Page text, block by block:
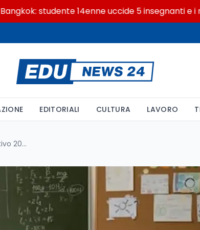
studente 14enne uccide 5 insegnanti e i nonni
EDITORIALI CULTURA LAVORO
Aggiornamento GPS Personale Educativo 2026: Requisiti, Laurea L19 e Diploma Magistrale per l’Inserimento